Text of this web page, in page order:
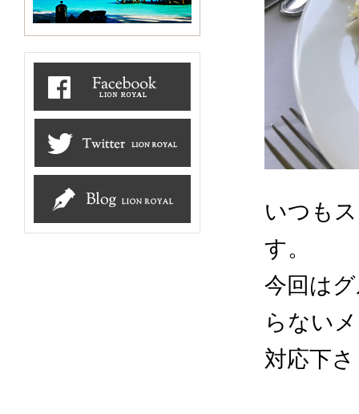
いつも
す。
今回は
らない
対応下